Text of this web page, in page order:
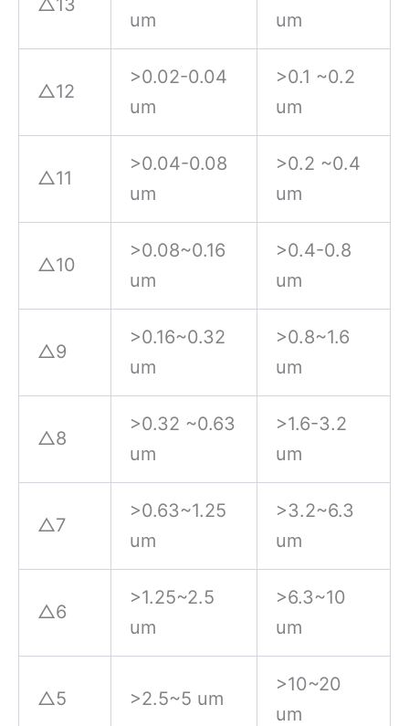
△13
um
um
△12
>0.02-0.04
um
>0.1 ~0.2
um
△11
>0.04-0.08
um
>0.2 ~0.4
um
△10
>0.08~0.16
um
>0.4-0.8
um
△9
>0.16~0.32
um
>0.8~1.6
um
△8
>0.32 ~0.63
um
>1.6-3.2
um
△7
>0.63~1.25
um
>3.2~6.3
um
△6
>1.25~2.5
um
>6.3~10
um
△5 >2.5~5 um
>10~20
um